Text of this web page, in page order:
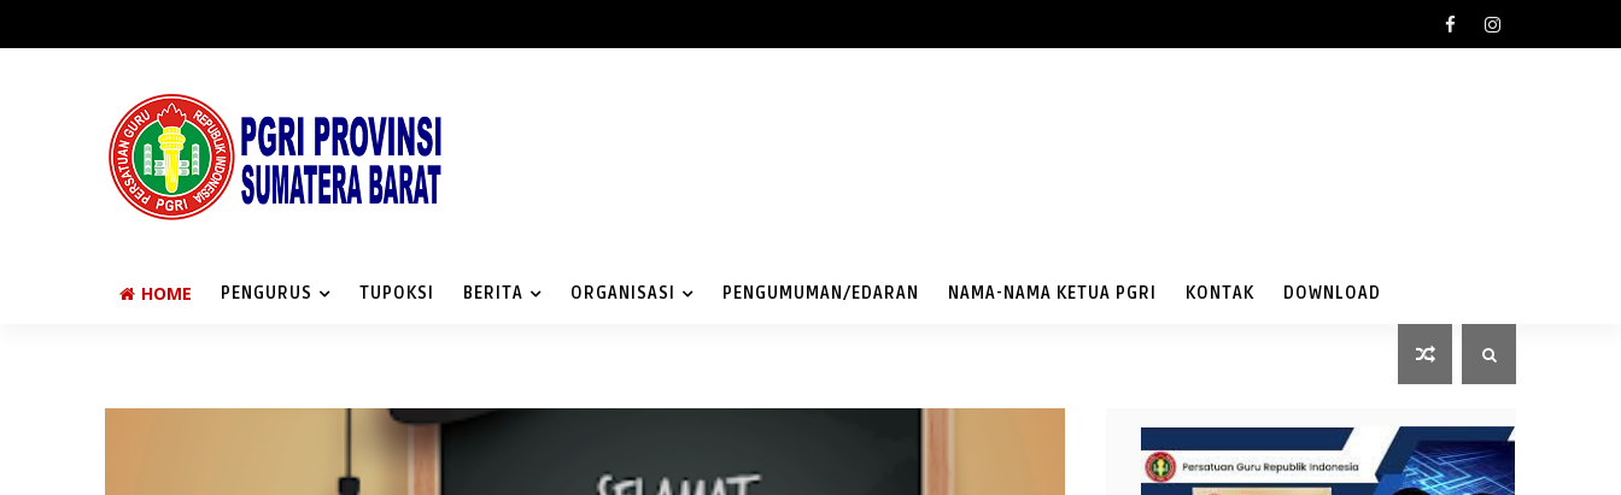
HOME PENGURUS TUPOKSI BERITA ORGANISASI PENGUMUMAN/EDARAN NAMA-NAMA KETUA PGRI KONTAK DOWNLOAD